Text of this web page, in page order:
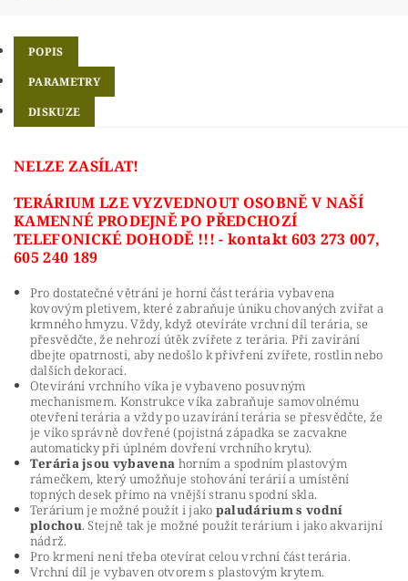
POPIS
PARAMETRY
DISKUZE
NELZE ZASÍLAT!
TERÁRIUM LZE VYZVEDNOUT OSOBNĚ V NAŠÍ
KAMENNÉ PRODEJNĚ PO PŘEDCHOZÍ
TELEFONICKÉ DOHODĚ !!! - kontakt 603 273 007,
605 240 189
Pro dostatečné větrání je horní část terária vybavena
kovovým pletivem, které zabraňuje úniku chovaných zvířat a
krmného hmyzu. Vždy, když otevíráte vrchní díl terária, se
přesvědčte, že nehrozí útěk zvířete z terária. Při zavírání
dbejte opatrnosti, aby nedošlo k přivření zvířete, rostlin nebo
dalších dekorací.
Otevírání vrchního víka je vybaveno posuvným
mechanismem. Konstrukce víka zabraňuje samovolnému
otevření terária a vždy po uzavírání terária se přesvědčte, že
je víko správně dovřené (pojistná západka se zacvakne
automaticky při úplném dovření vrchního krytu).
Terária jsou vybavena horním a spodním plastovým
rámečkem, který umožňuje stohování terárií a umístění
topných desek přímo na vnější stranu spodní skla.
Terárium je možné použít i jako paludárium s vodní
plochou. Stejně tak je možné použít terárium i jako akvarijní
nádrž.
Pro krmení není třeba otevírat celou vrchní část terária.
Vrchní díl je vybaven otvorem s plastovým krytem.